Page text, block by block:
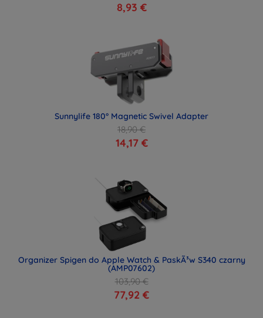
8,93 €
Sunnylife 180° Magnetic Swivel Adapter
18,90 €
14,17 €
Organizer Spigen do Apple Watch & PaskÃ³w S340 czarny
(AMP07602)
103,90 €
77,92 €